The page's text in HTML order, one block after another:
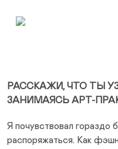
РАССКАЖИ, ЧТО ТЫ
ЗАНИМАЯСЬ АРТ-
Я почувствовал гораздо
распоряжаться. Как